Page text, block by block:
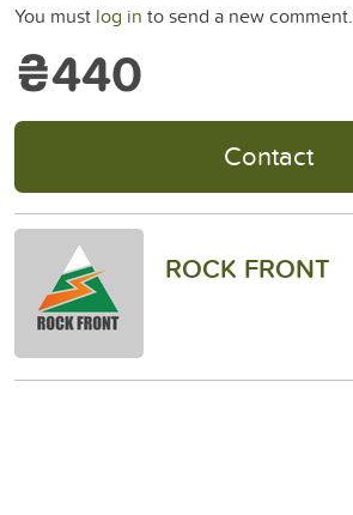
You must log in to send a new comment.
₴440
Contact
ROCK FRONT